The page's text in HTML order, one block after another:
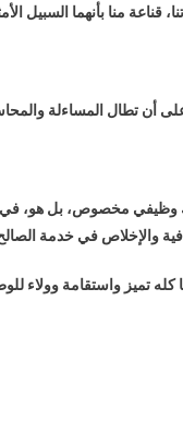
منا بأنهما السبيل
أن تطال المساءلة
مخصوص، بل هو، في
والإخلاص في خدمة
كله تميز واستقامة وولاء